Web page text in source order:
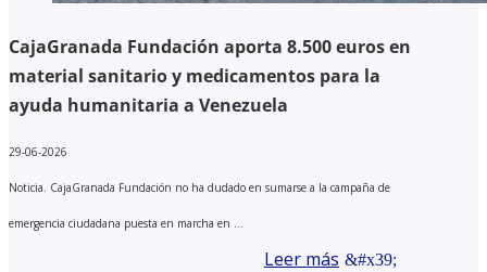
CajaGranada Fundación aporta 8.500 euros en
material sanitario y medicamentos para la
ayuda humanitaria a Venezuela
29-06-2026
Noticia. CajaGranada Fundación no ha dudado en sumarse a la campaña de
emergencia ciudadana puesta en marcha en ...
Leer más